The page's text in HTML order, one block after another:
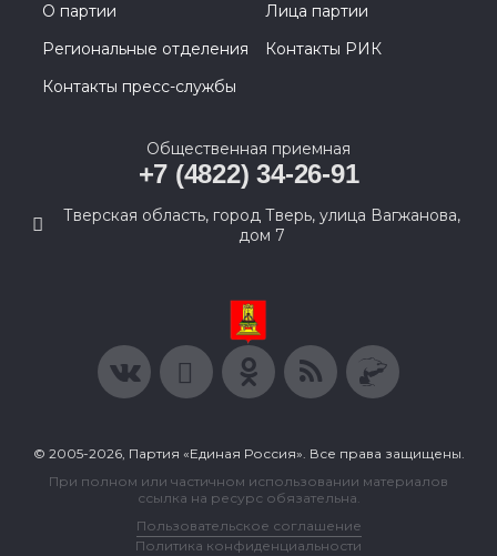
О партии
Лица партии
Региональные отделения
Контакты РИК
Контакты пресс-службы
Общественная приемная
+7 (4822) 34-26-91
Тверская область, город Тверь, улица Вагжанова,
дом 7
© 2005-2026, Партия «Единая Россия». Все права защищены.
При полном или частичном использовании материалов
ссылка на ресурс обязательна.
Пользовательское соглашение
Политика конфиденциальности